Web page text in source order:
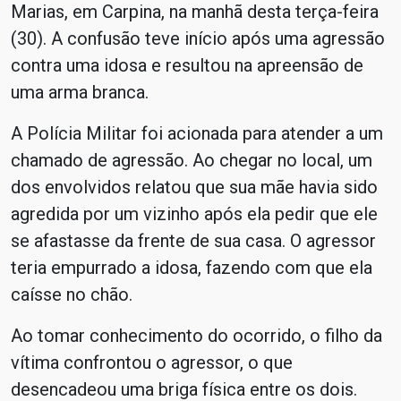
Marias, em Carpina, na manhã desta terça-feira
(30). A confusão teve início após uma agressão
contra uma idosa e resultou na apreensão de
uma arma branca.
A Polícia Militar foi acionada para atender a um
chamado de agressão. Ao chegar no local, um
dos envolvidos relatou que sua mãe havia sido
agredida por um vizinho após ela pedir que ele
se afastasse da frente de sua casa. O agressor
teria empurrado a idosa, fazendo com que ela
caísse no chão.
Ao tomar conhecimento do ocorrido, o filho da
vítima confrontou o agressor, o que
desencadeou uma briga física entre os dois.